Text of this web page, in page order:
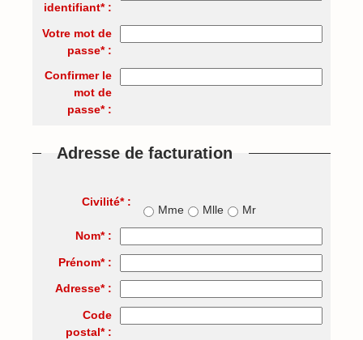
identifiant* :
Votre mot de
passe* :
Confirmer le
mot de
passe* :
Adresse de facturation
Civilité* :
Mme Mlle
Mr
Nom* :
Prénom* :
Adresse* :
Code
postal* :